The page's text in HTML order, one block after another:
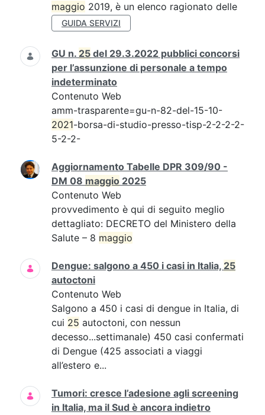
maggio 2019, è un elenco ragionato delle
GUIDA SERVIZI
GU n. 25 del 29.3.2022 pubblici concorsi
per l’assunzione di personale a tempo
indeterminato
Contenuto Web
amm-trasparente=gu-n-82-del-15-10-
2021-borsa-di-studio-presso-tisp-2-2-2-2-
5-2-2-
Aggiornamento Tabelle DPR 309/90 -
DM 08 maggio 2025
Contenuto Web
provvedimento è qui di seguito meglio
dettagliato: DECRETO del Ministero della
Salute – 8 maggio
Dengue: salgono a 450 i casi in Italia, 25
autoctoni
Contenuto Web
Salgono a 450 i casi di dengue in Italia, di
cui 25 autoctoni, con nessun
decesso...settimanale) 450 casi confermati
di Dengue (425 associati a viaggi
all’estero e...
Tumori: cresce l’adesione agli screening
in Italia, ma il Sud è ancora indietro